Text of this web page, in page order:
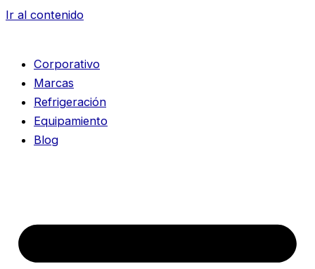
Ir al contenido
Corporativo
Marcas
Refrigeración
Equipamiento
Blog